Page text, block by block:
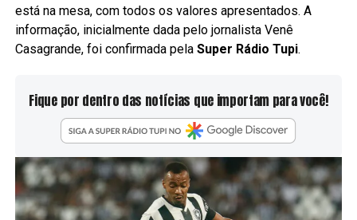
está na mesa, com todos os valores apresentados. A
informação, inicialmente dada pelo jornalista Venê
Casagrande, foi confirmada pela Super Rádio Tupi.
Fique por dentro das notícias que importam para você!